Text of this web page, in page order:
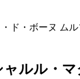
ド・ボーヌ ムル
ルル・マ